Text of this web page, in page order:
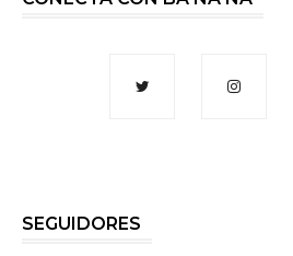
SEGUIDORES